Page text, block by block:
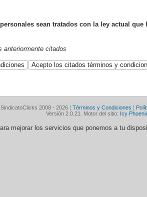
sean tratados con la ley actual
anteriormente citados
2008 - 2026 ¦ Términos y Condiciones ¦
Versión 2.0.21. Motor del sitio: Icy
mejorar los servicios que ponemos a tu